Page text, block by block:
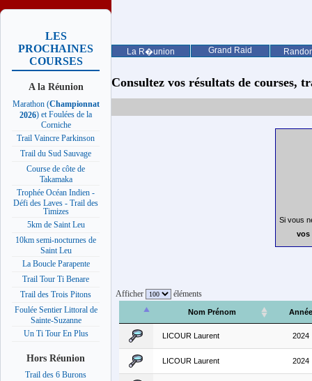
La R�union Grand Raid
LES
PROCHAINES
COURSES
A la Réunion
Marathon (Championnat
2026) et Foulées de la
Corniche
Trail Vaincre Parkinson
Trail du Sud Sauvage
Course de côte de
Takamaka
Trophée Océan Indien -
Défi des Laves - Trail des
Timizes
5km de Saint Leu
10km semi-nocturnes de
Saint Leu
La Boucle Parapente
Trail Tour Ti Benare
Trail des Trois Pitons
Foulée Sentier Littoral de
Sainte-Suzanne
Un Ti Tour En Plus
Hors Réunion
Trail des 6 Burons
Consultez vos résultats de courses,
Si vous
vos
Afficher éléments
Nom Prénom Année
LICOUR Laurent 2024
LICOUR Laurent 2024